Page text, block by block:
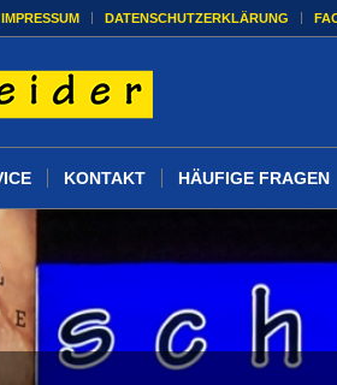
IMPRESSUM DATENSCHUTZERKLÄRUNG
KONTAKT HÄUFIGE FRAGEN